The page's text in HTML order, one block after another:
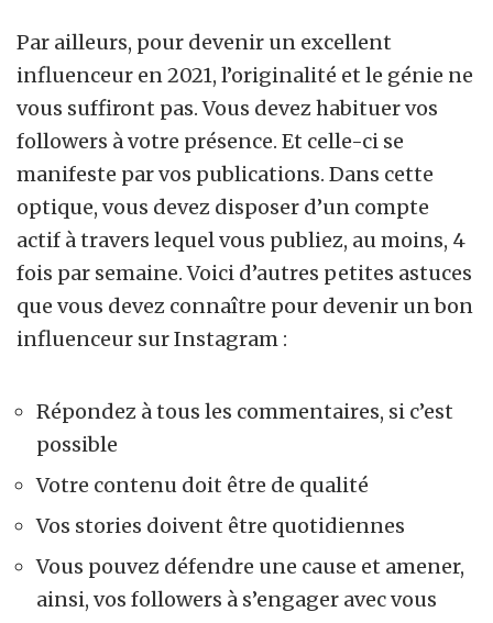
Par ailleurs, pour devenir un excellent
influenceur en 2021, l’originalité et le génie ne
vous suffiront pas. Vous devez habituer vos
followers à votre présence. Et celle-ci se
manifeste par vos publications. Dans cette
optique, vous devez disposer d’un compte
actif à travers lequel vous publiez, au moins, 4
fois par semaine. Voici d’autres petites astuces
que vous devez connaître pour devenir un bon
influenceur sur Instagram :
Répondez à tous les commentaires, si c’est
possible
Votre contenu doit être de qualité
Vos stories doivent être quotidiennes
Vous pouvez défendre une cause et amener,
ainsi, vos followers à s’engager avec vous